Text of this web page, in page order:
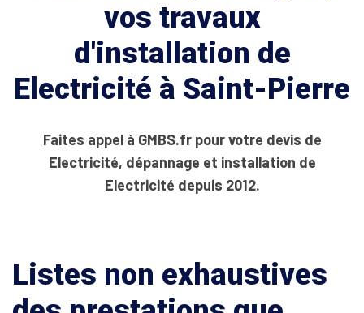
vos travaux
d'installation de
Electricité à Saint-Pierre
Faites appel à GMBS.fr pour votre devis de
Electricité, dépannage et installation de
Electricité depuis 2012.
Listes non exhaustives